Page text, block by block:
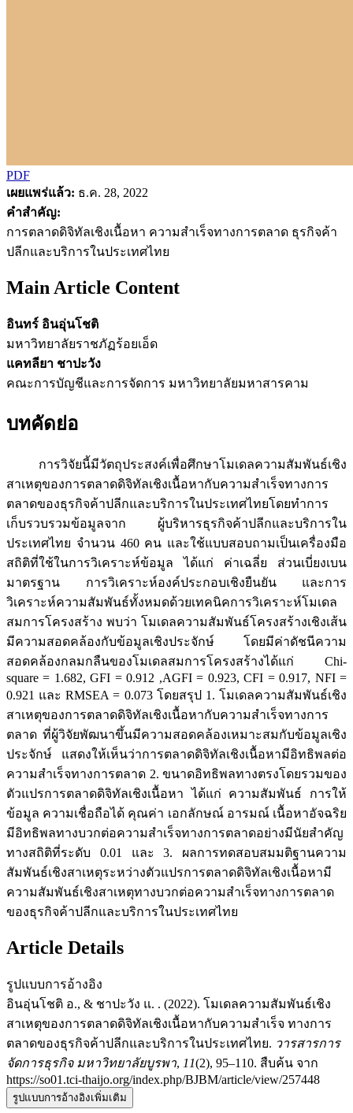
PDF
เผยแพร่แล้ว: ธ.ค. 28, 2022
คำสำคัญ:
การตลาดดิจิทัลเชิงเนื้อหา ความสำเร็จทางการตลาด ธุรกิจค้า
ปลีกและบริการในประเทศไทย
Main Article Content
อินทร์ อินอุ่นโชติ
มหาวิทยาลัยราชภัฏร้อยเอ็ด
แคทลียา ชาปะวัง
คณะการบัญชีและการจัดการ มหาวิทยาลัยมหาสารคาม
บทคัดย่อ
การวิจัยนี้มีวัตถุประสงค์เพื่อศึกษาโมเดลความสัมพันธ์เชิง
สาเหตุของการตลาดดิจิทัลเชิงเนื้อหากับความสำเร็จทางการ
ตลาดของธุรกิจค้าปลีกและบริการในประเทศไทยโดยทำการ
เก็บรวบรวมข้อมูลจาก ผู้บริหารธุรกิจค้าปลีกและบริการใน
ประเทศไทย จำนวน 460 คน และใช้แบบสอบถามเป็นเครื่องมือ
สถิติที่ใช้ในการวิเคราะห์ข้อมูล ได้แก่ ค่าเฉลี่ย ส่วนเบี่ยงเบน
มาตรฐาน การวิเคราะห์องค์ประกอบเชิงยืนยัน และการ
วิเคราะห์ความสัมพันธ์ทั้งหมดด้วยเทคนิคการวิเคราะห์โมเดล
สมการโครงสร้าง พบว่า โมเดลความสัมพันธ์โครงสร้างเชิงเส้น
มีความสอดคล้องกับข้อมูลเชิงประจักษ์ โดยมีค่าดัชนีความ
สอดคล้องกลมกลืนของโมเดลสมการโครงสร้างได้แก่ Chi-
square = 1.682, GFI = 0.912 ,AGFI = 0.923, CFI = 0.917, NFI =
0.921 และ RMSEA = 0.073 โดยสรุป 1. โมเดลความสัมพันธ์เชิง
สาเหตุของการตลาดดิจิทัลเชิงเนื้อหากับความสำเร็จทางการ
ตลาด ที่ผู้วิจัยพัฒนาขึ้นมีความสอดคล้องเหมาะสมกับข้อมูลเชิง
ประจักษ์ แสดงให้เห็นว่าการตลาดดิจิทัลเชิงเนื้อหามีอิทธิพลต่อ
ความสำเร็จทางการตลาด 2. ขนาดอิทธิพลทางตรงโดยรวมของ
ตัวแปรการตลาดดิจิทัลเชิงเนื้อหา ได้แก่ ความสัมพันธ์ การให้
ข้อมูล ความเชื่อถือได้ คุณค่า เอกลักษณ์ อารมณ์ เนื้อหาอัจฉริย
มีอิทธิพลทางบวกต่อความสำเร็จทางการตลาดอย่างมีนัยสำคัญ
ทางสถิติที่ระดับ 0.01 และ 3. ผลการทดสอบสมมติฐานความ
สัมพันธ์เชิงสาเหตุระหว่างตัวแปรการตลาดดิจิทัลเชิงเนื้อหามี
ความสัมพันธ์เชิงสาเหตุทางบวกต่อความสำเร็จทางการตลาด
ของธุรกิจค้าปลีกและบริการในประเทศไทย
Article Details
รูปแบบการอ้างอิง
อินอุ่นโชติ อ., & ชาปะวัง แ. . (2022). โมเดลความสัมพันธ์เชิง
สาเหตุของการตลาดดิจิทัลเชิงเนื้อหากับความสำเร็จ ทางการ
ตลาดของธุรกิจค้าปลีกและบริการในประเทศไทย. วารสารการ
จัดการธุรกิจ มหาวิทยาลัยบูรพา, 11(2), 95–110. สืบค้น จาก
https://so01.tci-thaijo.org/index.php/BJBM/article/view/257448
รูปแบบการอ้างอิงเพิ่มเติม